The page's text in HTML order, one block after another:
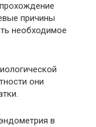
причины
необходимое
они
в